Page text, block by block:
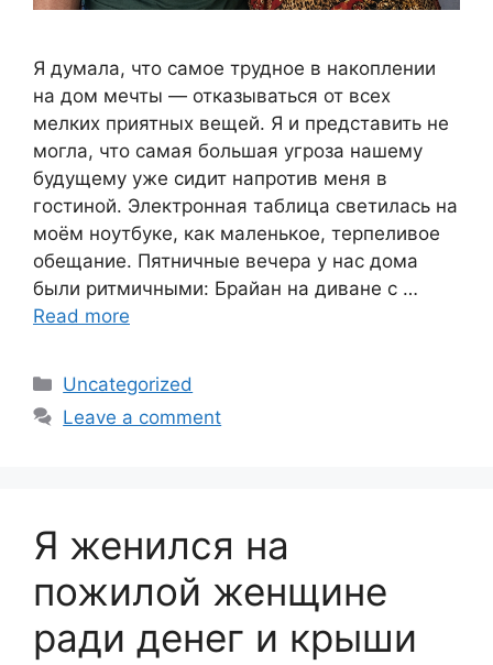
Я думала, что самое трудное в накоплении
на дом мечты — отказываться от всех
мелких приятных вещей. Я и представить не
могла, что самая большая угроза нашему
будущему уже сидит напротив меня в
гостиной. Электронная таблица светилась на
моём ноутбуке, как маленькое, терпеливое
обещание. Пятничные вечера у нас дома
были ритмичными: Брайан на диване с …
Read more
Categories
Uncategorized
Leave a comment
Я женился на
пожилой женщине
ради денег и крыши